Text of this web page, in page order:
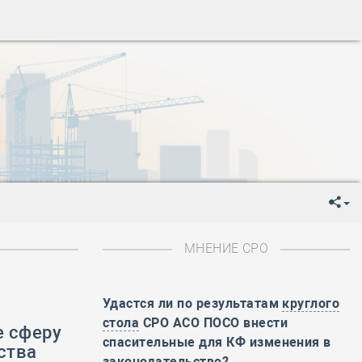
День Государственного флага Российской Федерации
-День знаний
День сотрудника органов внутренних дел РФ
День полного освобождения Ленинграда от фашистской
Весны и Труда
Победы!
День Государственного флага Российской Федерации
День полного освобождения Ленинграда от фашистской
Весны и Труда
Победы!
сферу
МНЕНИЕ СРО
Удастся ли по результатам круглого
стола СРО АСО ПОСО внести
спасительные для КФ изменения в